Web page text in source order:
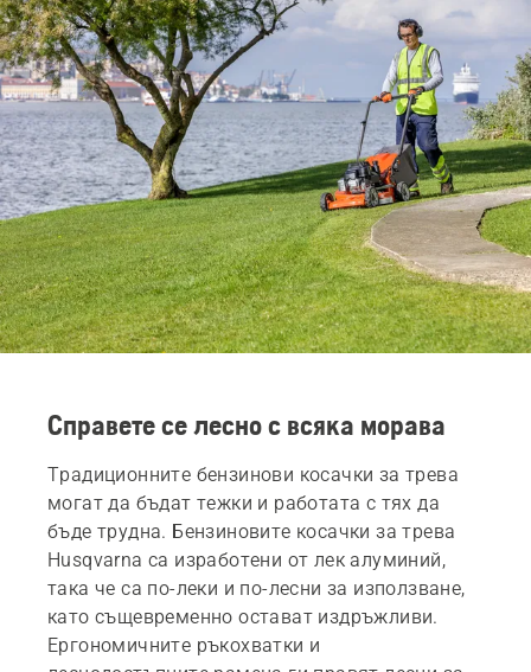
Справете се лесно с всяка морава
Традиционните бензинови косачки за трева
могат да бъдат тежки и работата с тях да
бъде трудна. Бензиновите косачки за трева
Husqvarna са изработени от лек алуминий,
така че са по-леки и по-лесни за използване,
като същевременно остават издръжливи.
Ергономичните ръкохватки и